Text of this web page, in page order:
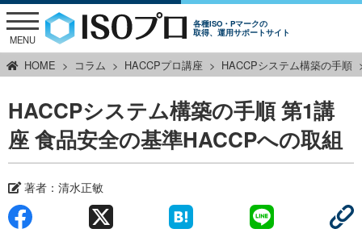
各種ISO・Pマークの
取得、運用サポートサイト
MENU
HOME コラム HACCPプロ講座 HACCPシステム構築の手順
HACCPシステム構築の手順 第1講
座 食品安全の基準HACCPへの取組
著者：清水正敏